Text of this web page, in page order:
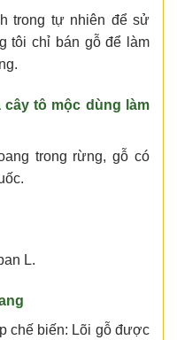
trong tự nhiên để sử
tôi chỉ bán gỗ để làm
tô mộc dùng làm
trong rừng, gỗ có
L.
chế biến: Lõi gỗ được